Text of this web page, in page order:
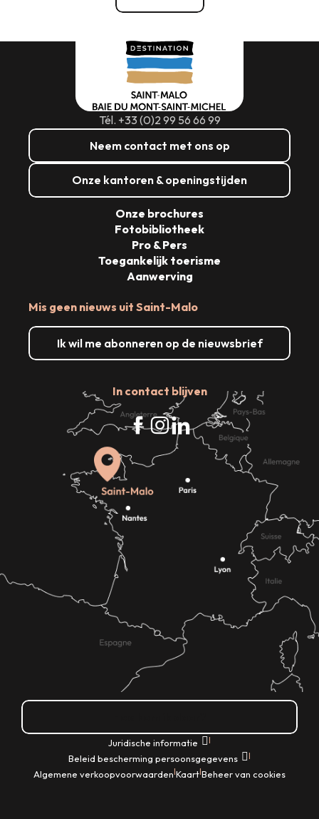
Tél. +33 (0)2 99 56 66 99
Neem contact met ons op
Onze kantoren & openingstijden
Mis geen nieuws uit Saint-Malo
Ik wil me abonneren op de nieuwsbrief
In contact blijven
Onze brochures
Fotobibliotheek
Pro & Pers
Toegankelijk toerisme
Aanwerving
Juridische informatie |
Beleid bescherming persoonsgegevens |
Algemene verkoopvoorwaarden|Kaart|Beheer van cookies